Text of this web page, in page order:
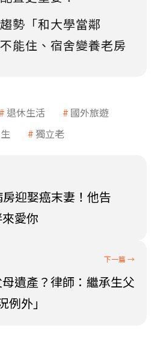
勢「和大學當鄰
能住、宿舍變養老房
退休生活
國外旅遊
獨立老
迎娶癌末妻！他告
愛你
遺產？律師：繼承生父
外」